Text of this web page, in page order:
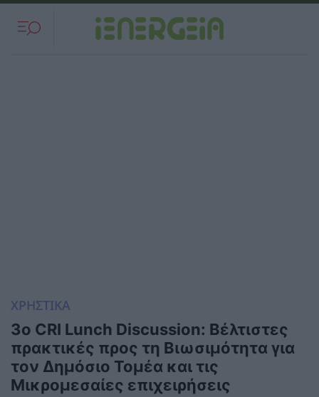
ΧΡΗΣΤΙΚΑ
3ο CRI Lunch Discussion: Βέλτιστες
πρακτικές προς τη Βιωσιμότητα για
τον Δημόσιο Τομέα και τις
Μικρομεσαίες επιχειρήσεις